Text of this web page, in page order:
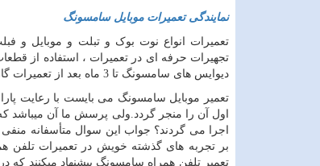
نمایندگی تعمیرات موبایل سامسونگ
تعمیرات انواع نوت بوک و تبلت و موبایل و
تجهیرات حرفه ای در تعمیرات ، استفاده از
دیوایس های سامسونگ تا 3 ماه بعد از تعمیرات
تعمیر موبایل سامسونگ می بایست با رعایت
اول آن را منجر گردد.ولی پرسش ما آن میباشد
اجرا می گردند؟ جواب این سوال متأسفانه منفی
بر تجربه های گذشته خویش در تعمیرات تلفن
تعمیر تلفن همراه سامسونگ پیشنهاد میکنند